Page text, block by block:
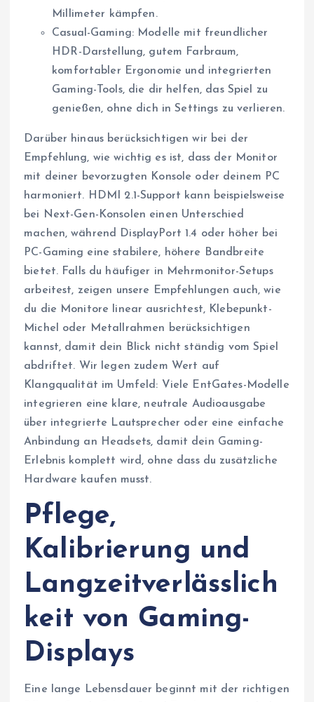
Millimeter kämpfen.
Casual-Gaming: Modelle mit freundlicher
HDR-Darstellung, gutem Farbraum,
komfortabler Ergonomie und integrierten
Gaming-Tools, die dir helfen, das Spiel zu
genießen, ohne dich in Settings zu verlieren.
Darüber hinaus berücksichtigen wir bei der
Empfehlung, wie wichtig es ist, dass der Monitor
mit deiner bevorzugten Konsole oder deinem PC
harmoniert. HDMI 2.1-Support kann beispielsweise
bei Next-Gen-Konsolen einen Unterschied
machen, während DisplayPort 1.4 oder höher bei
PC-Gaming eine stabilere, höhere Bandbreite
bietet. Falls du häufiger in Mehrmonitor-Setups
arbeitest, zeigen unsere Empfehlungen auch, wie
du die Monitore linear ausrichtest, Klebepunkt-
Michel oder Metallrahmen berücksichtigen
kannst, damit dein Blick nicht ständig vom Spiel
abdriftet. Wir legen zudem Wert auf
Klangqualität im Umfeld: Viele EntGates-Modelle
integrieren eine klare, neutrale Audioausgabe
über integrierte Lautsprecher oder eine einfache
Anbindung an Headsets, damit dein Gaming-
Erlebnis komplett wird, ohne dass du zusätzliche
Hardware kaufen musst.
Pflege,
Kalibrierung und
Langzeitverlässlich
keit von Gaming-
Displays
Eine lange Lebensdauer beginnt mit der richtigen